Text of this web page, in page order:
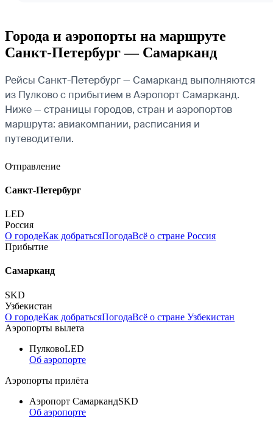
Города и аэропорты на маршруте
Санкт-Петербург — Самарканд
Рейсы Санкт-Петербург — Самарканд выполняются
из Пулково с прибытием в Аэропорт Самарканд.
Ниже — страницы городов, стран и аэропортов
маршрута: авиакомпании, расписания и
путеводители.
Отправление
Санкт-Петербург
LED
Россия
О городеКак добратьсяПогодаВсё о стране Россия
Прибытие
Самарканд
SKD
Узбекистан
О городеКак добратьсяПогодаВсё о стране Узбекистан
Аэропорты вылета
ПулковоLED
Об аэропорте
Аэропорты прилёта
Аэропорт СамаркандSKD
Об аэропорте